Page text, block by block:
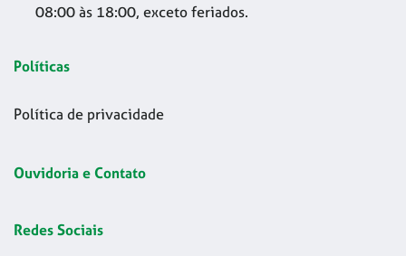
08:00 às 18:00, exceto feriados.
Políticas
Política de privacidade
Ouvidoria e Contato
Redes Sociais